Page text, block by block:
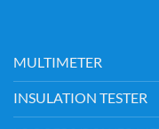
MULTIMETER
INSULATION TESTER